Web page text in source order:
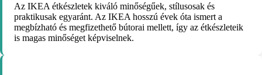
Az IKEA étkészletek kiváló minőségűek, stílusosak és
praktikusak egyaránt. Az IKEA hosszú évek óta ismert a
megbízható és megfizethető bútorai mellett, így az étkészleteik
is magas minőséget képviselnek.